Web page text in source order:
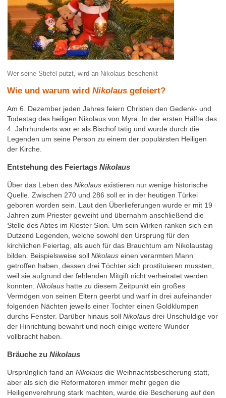
Wer seine Stiefel putzt, wird an Nikolaus beschenkt
Wie und warum wirdNikolaus gefeiert?
Am 6. Dezember jeden Jahres feiern Christen den Gedenk- und
Todestag des heiligen Nikolaus von Myra. In der ersten Hälfte des
4. Jahrhunderts war er als Bischof tätig und wurde durch die
Legenden um seine Person zu einem der populärsten Heiligen
der Kirche.
Entstehung des FeiertagsNikolaus
Über das Leben desNikolaus existieren nur wenige historische
Quelle. Zwischen 270 und 286 soll er in der heutigen Türkei
geboren worden sein. Laut den Überlieferungen wurde er mit 19
Jahren zum Priester geweiht und übernahm anschließend die
Stelle des Abtes im Kloster Sion. Um sein Wirken ranken sich ein
Dutzend Legenden, welche sowohl den Ursprung für den
kirchlichen Feiertag, als auch für das Brauchtum am Nikolaustag
bilden. Beispielsweise sollNikolaus einen verarmten Mann
getroffen haben, dessen drei Töchter sich prostituieren mussten,
weil sie aufgrund der fehlenden Mitgift nicht verheiratet werden
konnten.Nikolaus hatte zu diesem Zeitpunkt ein großes
Vermögen von seinen Eltern geerbt und warf in drei aufeinander
folgenden Nächten jeweils einer Tochter einen Goldklumpen
durchs Fenster. Darüber hinaus sollNikolaus drei Unschuldige vor
der Hinrichtung bewahrt und noch einige weitere Wunder
vollbracht haben.
Bräuche zuNikolaus
Ursprünglich fand anNikolaus die Weihnachtsbescherung statt,
aber als sich die Reformatoren immer mehr gegen die
Heiligenverehrung stark machten, wurde die Bescherung auf den